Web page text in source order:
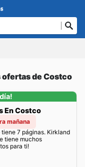
de Costco
En Costco
mañana
tiene 7 páginas. Kirkland
tiene muchos
para ti!